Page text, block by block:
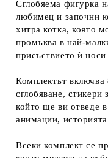
Сглобяема фигурка
любимец и започни
хитра котка, която
промъква в най-
присъствието ѝ
Комплектът включва
сглобяване, стикери
който ще ви отведе
анимации, историята
Всеки комплект се